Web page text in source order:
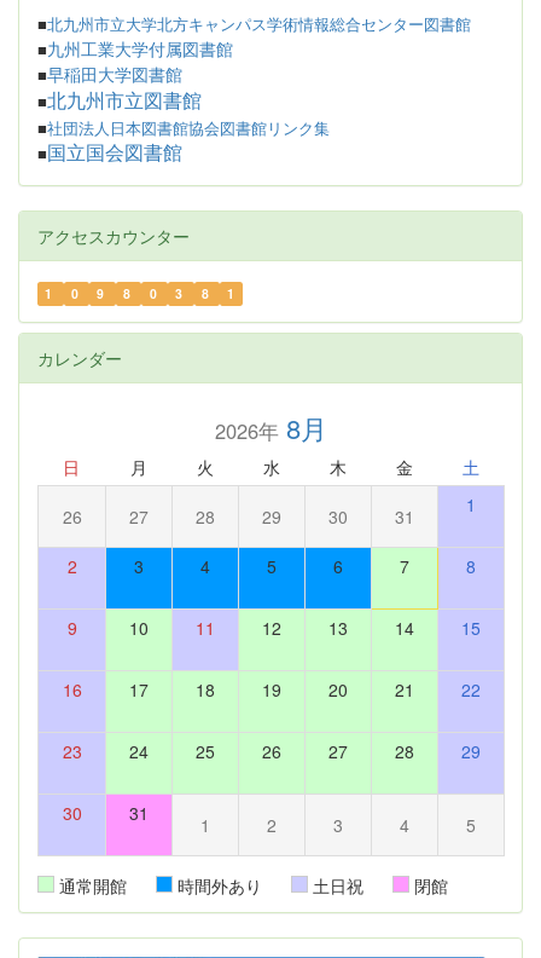
■北九州市立大学北方キャンパス学術情報総合センター図書館
■九州工業大学付属図書館
■早稲田大学図書館
■北九州市立図書館
■社団法人日本図書館協会図書館リンク集
■ 国立国会図書館
アクセスカウンター
1 0 9 8 0 3 8 1
カレンダー
2026年8月
日 月 火 水 木 金 土
26 27 28 29 30 31 1
2 3 4 5 6 7 8
9 10 11 12 13 14 15
16 17 18 19 20 21 22
23 24 25 26 27 28 29
30 31 1 2 3 4 5
通常開館 時間外あり 土日祝 閉館